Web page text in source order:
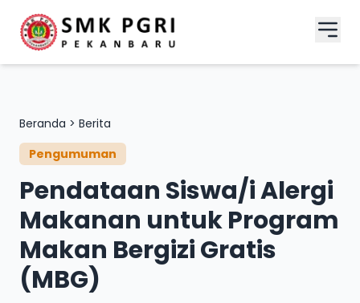
Beranda > Berita
Pengumuman
Pendataan Siswa/i Alergi
Makanan untuk Program
Makan Bergizi Gratis
(MBG)